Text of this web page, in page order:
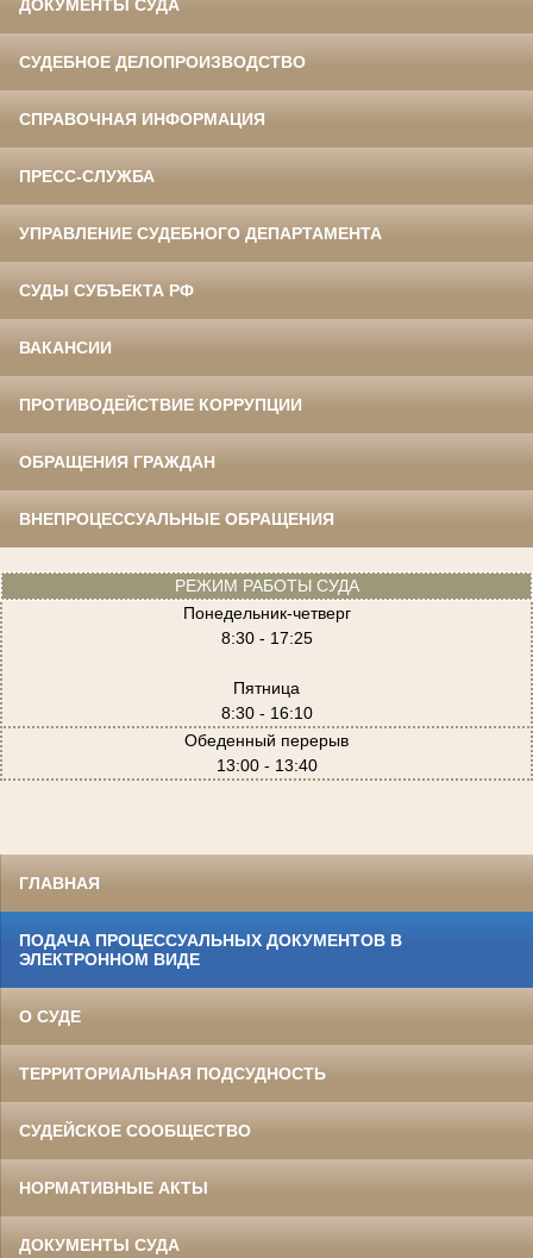
ДОКУМЕНТЫ СУДА
СУДЕБНОЕ ДЕЛОПРОИЗВОДСТВО
СПРАВОЧНАЯ ИНФОРМАЦИЯ
ПРЕСС-СЛУЖБА
УПРАВЛЕНИЕ СУДЕБНОГО ДЕПАРТАМЕНТА
СУДЫ СУБЪЕКТА РФ
ВАКАНСИИ
ПРОТИВОДЕЙСТВИЕ КОРРУПЦИИ
ОБРАЩЕНИЯ ГРАЖДАН
ВНЕПРОЦЕССУАЛЬНЫЕ ОБРАЩЕНИЯ
РЕЖИМ РАБОТЫ СУДА
Понедельник-четверг
8:30 - 17:25
Пятница
8:30 - 16:10
Обеденный перерыв
13:00 - 13:40
ГЛАВНАЯ
ПОДАЧА ПРОЦЕССУАЛЬНЫХ ДОКУМЕНТОВ В
ЭЛЕКТРОННОМ ВИДЕ
О СУДЕ
ТЕРРИТОРИАЛЬНАЯ ПОДСУДНОСТЬ
СУДЕЙСКОЕ СООБЩЕСТВО
НОРМАТИВНЫЕ АКТЫ
ДОКУМЕНТЫ СУДА